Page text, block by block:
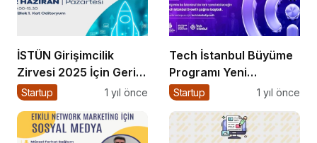
İSTÜN Girişimcilik
Zirvesi 2025 İçin Geri
Sayım
Startup 1 yıl önce
Tech İstanbul Büyüme
Programı Yeni
Başvurulara Kapılarını
Startup 1 yıl önce